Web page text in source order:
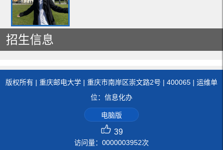
招生信息
版权所有 | 重庆邮电大学 | 重庆市南岸区崇文路2号 | 400065 | 运维单
位：信息化办
电脑版
39
访问量： 0000003952次